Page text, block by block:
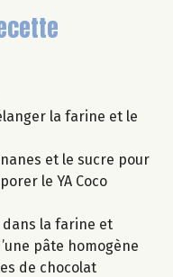
la farine et le
et le sucre pour
le YA Coco
dans la farine et
pâte homogène
de chocolat